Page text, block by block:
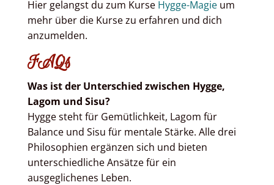
Hier gelangst du zum Kurse Hygge-Magieum
mehr über die Kurse zu erfahren und dich
anzumelden.
FAQs
Was ist der Unterschied zwischen Hygge,
Lagom und Sisu?
Hygge steht für Gemütlichkeit, Lagom für
Balance und Sisu für mentale Stärke. Alle drei
Philosophien ergänzen sich und bieten
unterschiedliche Ansätze für ein
ausgeglichenes Leben.